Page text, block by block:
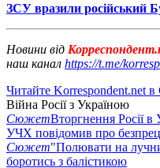
ЗСУ вразили російський
Новини від
наш канал https://t.me/
Читайте Korrespondent.net
Війна Росії з Україною
СюжетВторгнення Росії в
УЧХ повідомив про
Сюжет"Полювати на
боротись з балістикою